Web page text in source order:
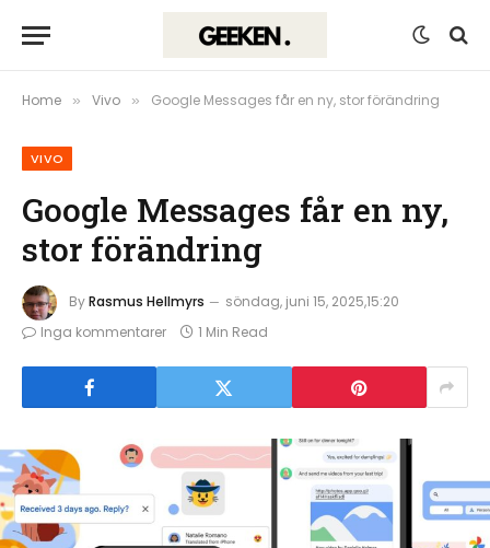
Home » Vivo » Google Messages får en ny, stor förändring
VIVO
Google Messages får en ny,
stor förändring
ByRasmus Hellmyrs
söndag, juni 15, 2025,15:20
Inga kommentarer
1 Min Read